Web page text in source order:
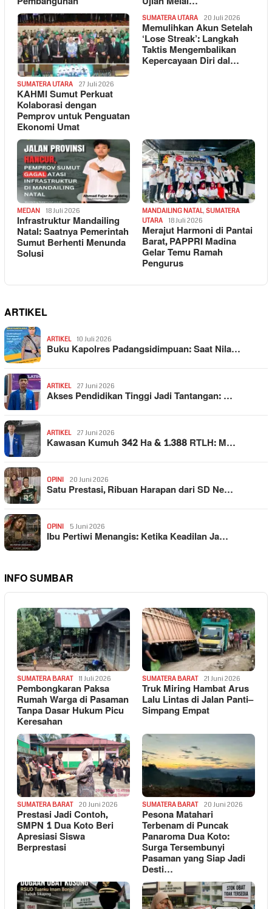
SUMATERA UTARA 27 Juli 2026
KAHMI Sumut Perkuat
Kolaborasi dengan
Pemprov untuk Penguatan
Ekonomi Umat
SUMATERA UTARA 20 Juli 2026
Memulihkan Akun Setelah
‘Lose Streak’: Langkah
Taktis Mengembalikan
Kepercayaan Diri dal…
MEDAN 18 Juli 2026
Infrastruktur Mandailing
Natal: Saatnya Pemerintah
Sumut Berhenti Menunda
Solusi
MANDAILING NATAL, SUMATERA
UTARA
18 Juli 2026
Merajut Harmoni di Pantai
Barat, PAPPRI Madina
Gelar Temu Ramah
Pengurus
ARTIKEL
ARTIKEL 10 Juli 2026
Buku Kapolres Padangsidimpuan: Saat Nila…
ARTIKEL 27 Juni 2026
Akses Pendidikan Tinggi Jadi Tantangan: …
ARTIKEL 27 Juni 2026
Kawasan Kumuh 342 Ha & 1.388 RTLH: M…
OPINI 20 Juni 2026
Satu Prestasi, Ribuan Harapan dari SD Ne…
OPINI 5 Juni 2026
Ibu Pertiwi Menangis: Ketika Keadilan Ja…
INFO SUMBAR
SUMATERA BARAT 11 Juli 2026
Pembongkaran Paksa
Rumah Warga di Pasaman
Tanpa Dasar Hukum Picu
Keresahan
SUMATERA BARAT 21 Juni 2026
Truk Miring Hambat Arus
Lalu Lintas di Jalan Panti–
Simpang Empat
SUMATERA BARAT 20 Juni 2026
Prestasi Jadi Contoh,
SMPN 1 Dua Koto Beri
Apresiasi Siswa
Berprestasi
SUMATERA BARAT 20 Juni 2026
Pesona Matahari
Terbenam di Puncak
Panaroma Dua Koto:
Surga Tersembunyi
Pasaman yang Siap Jadi
Desti…